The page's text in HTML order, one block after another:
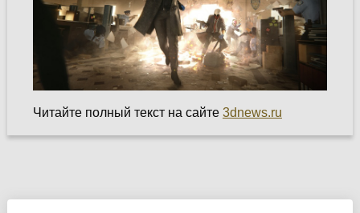
Читайте полный текст на сайте 3dnews.ru